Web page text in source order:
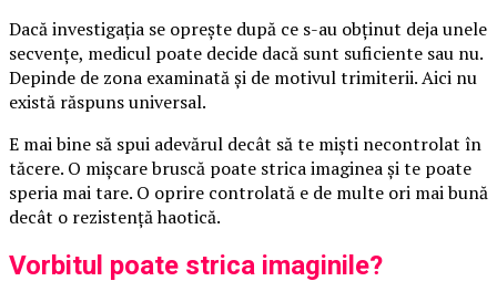
Dacă investigația se oprește după ce s-au obținut deja unele
secvențe, medicul poate decide dacă sunt suficiente sau nu.
Depinde de zona examinată și de motivul trimiterii. Aici nu
există răspuns universal.
E mai bine să spui adevărul decât să te miști necontrolat în
tăcere. O mișcare bruscă poate strica imaginea și te poate
speria mai tare. O oprire controlată e de multe ori mai bună
decât o rezistență haotică.
Vorbitul poate strica imaginile?